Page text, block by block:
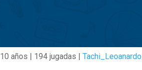
10 años | 194 jugadas | Tachi_Leoanardo